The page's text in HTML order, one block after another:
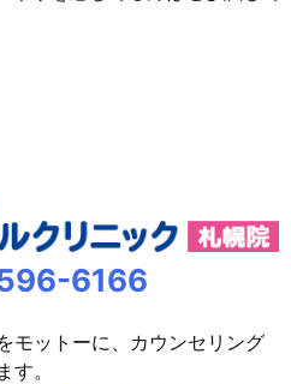
6166
モットーに、カウンセリング
。